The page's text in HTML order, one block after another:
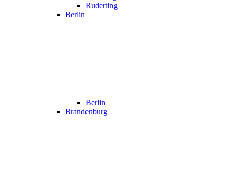
Ruderting
Berlin
Berlin
Brandenburg